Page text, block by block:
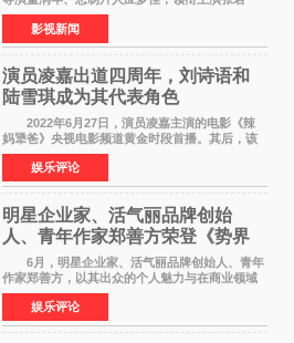
昀、白客，惊喜出演庄达菲，特别主演孙艺洲，
特别出演田雨，友情出演欧阳奋强出席成都路
演，与观众近距离互
影视新闻
演员凌嘉出道四周年，刘诗语和
陆雪琪成为其代表角色
2022年6月27日，演员凌嘉主演的电影《辣
妈犟爸》央视电影频道黄金时段首播。其后，该
电影在央视电影频道多次复播（2022年8月10
日，2022年9月30日，2023年7月17日，2025年7
月14日）。除了多次复
娱乐评论
明星企业家、活气丽品牌创始
人、青年作家郑善方荣登《势界
POWERCIRCLES》6月刊
6月，明星企业家、活气丽品牌创始人、青年
作家郑善方，以其出众的个人魅力与在商业领域
的卓越建树，成功登上《势界
POWERCIRCLES》，展现了他在时尚与商业领
域的双重影响力。 明星企业家、青
娱乐评论